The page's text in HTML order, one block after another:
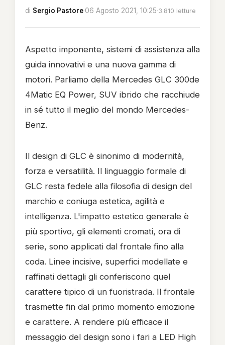
di Sergio Pastore·06 Agosto 2021, 10:25·3.810 letture
Aspetto imponente, sistemi di assistenza alla
guida innovativi e una nuova gamma di
motori. Parliamo della Mercedes GLC 300de
4Matic EQ Power, SUV ibrido che racchiude
in sé tutto il meglio del mondo Mercedes-
Benz.
Il design di GLC è sinonimo di modernità,
forza e versatilità. Il linguaggio formale di
GLC resta fedele alla filosofia di design del
marchio e coniuga estetica, agilità e
intelligenza. L'impatto estetico generale è
più sportivo, gli elementi cromati, ora di
serie, sono applicati dal frontale fino alla
coda. Linee incisive, superfici modellate e
raffinati dettagli gli conferiscono quel
carattere tipico di un fuoristrada. Il frontale
trasmette fin dal primo momento emozione
e carattere. A rendere più efficace il
messaggio del design sono i fari a LED High